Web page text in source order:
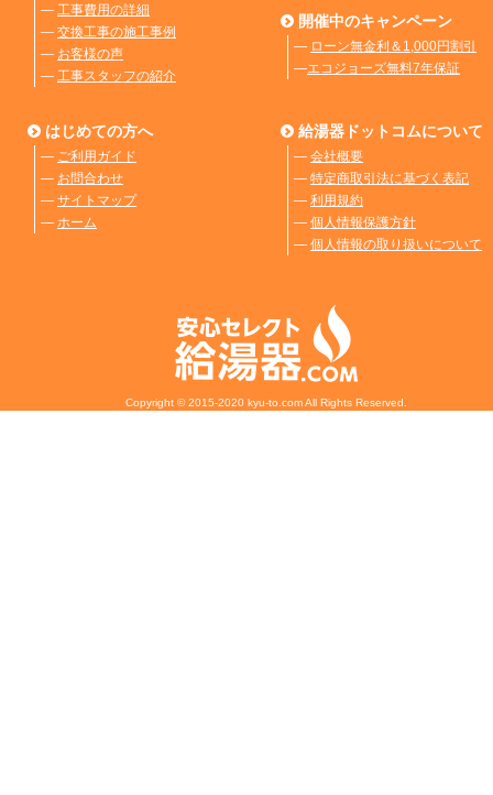
― 工事費用の詳細
― 交換工事の施工事例
― お客様の声
― 工事スタッフの紹介
開催中のキャンペーン
― ローン無金利＆1,000円割引
―エコジョーズ無料7年保証
はじめての方へ
― ご利用ガイド
― お問合わせ
― サイトマップ
― ホーム
給湯器ドットコムについて
― 会社概要
― 特定商取引法に基づく表記
― 利用規約
― 個人情報保護方針
― 個人情報の取り扱いについて
Copyright © 2015-2020 kyu-to.com All Rights Reserved.